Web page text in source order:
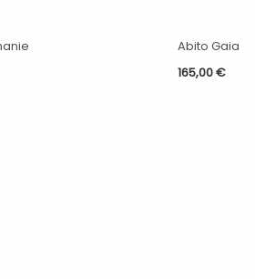
Abito Gaia
165,00€